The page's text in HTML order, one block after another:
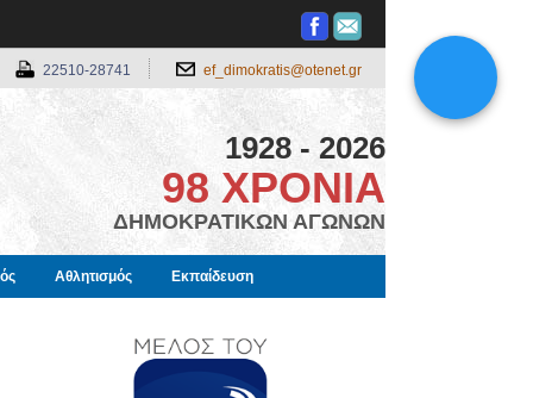
22510-28741 ef_dimokratis@otenet.gr
1928 - 2026
98 ΧΡΟΝΙΑ
ΔΗΜΟΚΡΑΤΙΚΩΝ ΑΓΩΝΩΝ
Αθλητισμός Εκπαίδευση